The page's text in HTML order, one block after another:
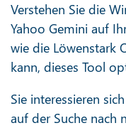
Verstehen Sie die
Yahoo Gemini auf
wie die Löwenstark
kann, dieses Tool
Sie interessieren
auf der Suche nach